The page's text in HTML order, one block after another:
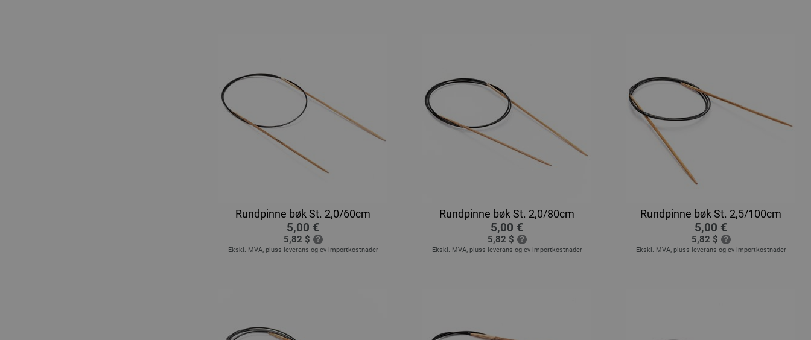
Rundpinne bøk St. 2,0/60cm
5,00 €
5,82 $
Ekskl. MVA, pluss leverans og ev importkostnader
Rundpinne bøk St. 2,0/80cm
5,00 €
5,82 $
Ekskl. MVA, pluss leverans og ev importkostnader
Rundpinne bøk St. 2,5/100cm
5,00 €
5,82 $
Ekskl. MVA, pluss leverans og ev importkostnader